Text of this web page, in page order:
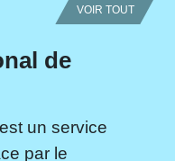
VOIR TOUT
de
un service
par le